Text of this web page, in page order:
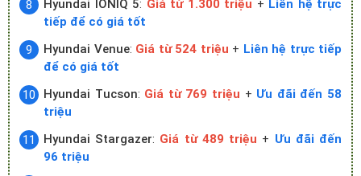
Hyundai IONIQ 5: Giá từ 1.300 triệu + Liên hệ trực
tiếp để có giá tốt
Hyundai Venue: Giá từ 524 triệu + Liên hệ trực tiếp
để có giá tốt
Hyundai Tucson: Giá từ 769 triệu + Ưu đãi đến 58
triệu
Hyundai Stargazer: Giá từ 489 triệu + Ưu đãi đến
96 triệu